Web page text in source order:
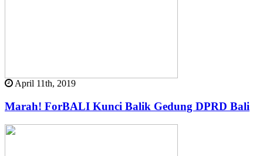
April 11th, 2019
Marah! ForBALI Kunci Balik Gedung DPRD Bali